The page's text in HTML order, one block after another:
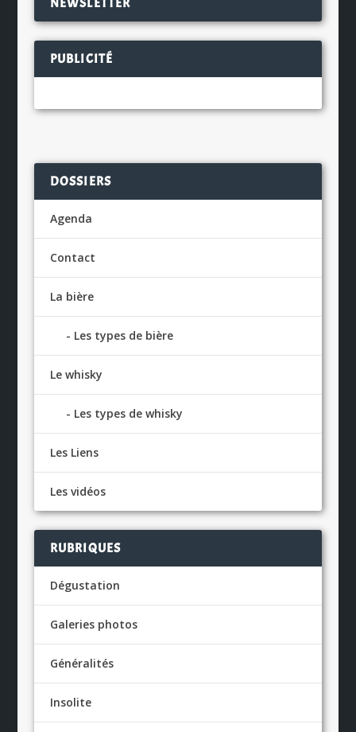
PUBLICITÉ
DOSSIERS
Agenda
Contact
La bière
Les types de bière
Le whisky
Les types de whisky
Les Liens
Les vidéos
RUBRIQUES
Dégustation
Galeries photos
Généralités
Insolite